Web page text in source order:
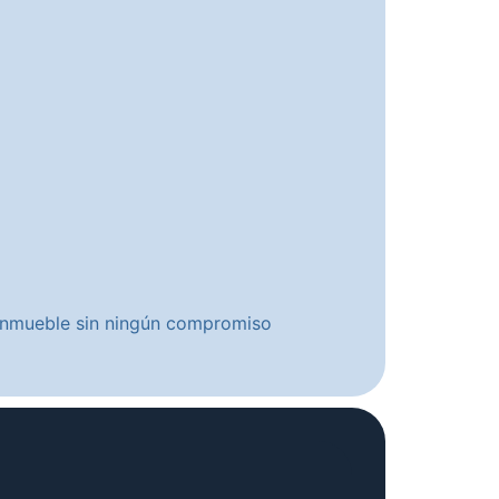
sin ningún compromiso